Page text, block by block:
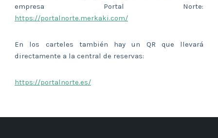
empresa Portal Norte:
https://portalnorte.merkaki.com/
En los carteles también hay un QR que llevará
directamente a la central de reservas:
https://portalnorte.es/